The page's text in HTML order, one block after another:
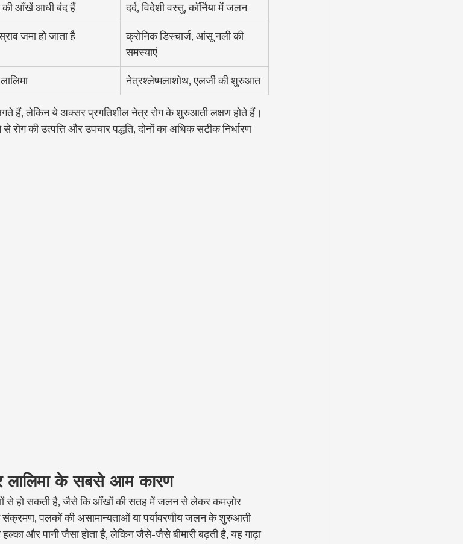
की आँखें आधी बंद हैं दर्द, विदेशी वस्तु, कॉर्निया में जलन
जमा हो जाता है
क्रोनिक डिस्चार्ज, आंसू नली की
समस्याएं
नेत्रश्लेष्मलाशोथ, एलर्जी की शुरुआत
हैं, लेकिन ये अक्सर प्रगतिशील नेत्र रोग के शुरुआती लक्षण होते हैं।
की उत्पत्ति और उपचार पद्धति, दोनों का अधिक सटीक निर्धारण
लालिमा के सबसे आम कारण
से हो सकती है, जैसे कि आँखों की सतह में जलन से लेकर कमज़ोर
पलकों की असामान्यताओं या पर्यावरणीय जलन के शुरुआती
और पानी जैसा होता है, लेकिन जैसे-जैसे बीमारी बढ़ती है, यह गाढ़ा